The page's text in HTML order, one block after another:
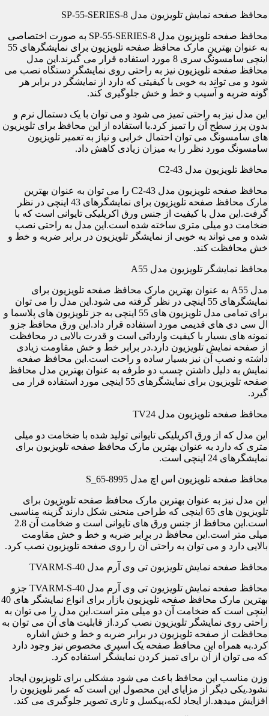
محافظ صفحه نمایش تلویزیون مدل SP-55-SERIES-8
محافظ صفحه تلویزیون مدل SP-55-SERIES-8 به صورت اختصاصی
به عنوان بهترین مارک محافظ صفحه تلویزیون برای نمایشگرهای 55
اینچی سامسونگ سری 8 مورد استفاده قرار می گیرند.این مدل
محافظ صفحه تلویزیون نیز به راحتی روی نمایشگر دستگاه نصب می
شود و می تواند به خوبی با کیفیتی که دارد از نمایشگر در برابر هر
گونه ضربه و آسیب و خط و خش جلوگیری کند.
این مدل نیز به راحتی تمیز می شود و می توان با یک دستمال نرم و
بدون پرز سطح آن را تمیز کرد.با استفاده از این محافظ برای تلویزیون
های سامسونگ می توان احتمال خرابی و نیاز به تعمیر تلویزیون
سامسونگ مورد نظر را به میزان زیادی کاهش داد.
محافظ تلویزیون مدل C2-43
محافظ صفحه تلویزیون مدل C2-43 را می توان به عنوان بهترین
مارک محافظ صفحه تلویزیون برای نمایشگرهای 43 اینچی در نظر
گرفت.این مدل با کیفیت از جنس ورق اکریلیکی تایوانی است که با
ضخامت دو میلی متری ساخته شده است.این مدل به راحتی نصب
شده و می تواند به خوبی از نمایشگر تلویزیون در برابر ضربه و خط و
خش محافظت کند.
محافظ نمایشگر تلویزیون مدل A55
مدل A55 به عنوان بهترین مارک محافظ صفحه تلویزیون برای
نمایشگرهای 55 اینچی در نظر گرفته می شود.این مدل را می توان
برای تمامی مدل تلویزیون های 55 اینچی به جز تلویزیون های پلاسما و
ال سی دی های قدیمی مورد استفاده قرار داد.این ورق محافظ جزو
نمونه های بسیار با کیفیت وارداتی است و قدرت بالایی در محافظت
از صفحه نمایش تلویزیون دارد.در برابر خط و خش مقاومت زیادی
داشته و نصب آن نیز بسیار ساده و راحت است.این محافظ صفحه
نمایش به دلیل داشتن چسب دو طرفه به عنوان بهترین مدل محافظ
صفحه تلویزیون برای نمایشگرهای 55 اینچی مورد استفاده قرار می
گیرد.
محافظ صفحه تلویزیون مدل TV24
این مدل که از ورق اکریلیکی تایوانی تولید شده با ضخامت دو میلی
متری که دارد به عنوان بهترین مارک محافظ صفحه تلویزیون برای
نمایشگرهای 24 اینچی است.
محافظ صفحه تلویزیون اس اچ مدل S_65-8995
این مدل نیز به عنوان بهترین مارک محافظ صفحه تلویزیون برای
تلویزیون های 65 اینچی که طراحی منحنی شکل دارند گزینه مناسبی
است.این محافظ از جنس ورق های تایوانی است و ضخامت آن 2.8
میلی متر است.این محافظ در برابر ضربه و خط و خش مقاومت
بالایی دارد و می توان به راحتی آن را روی صفحه تلویزیون نصب کرد.
محافظ صفحه نمایش تلویزیون تی وی آرم مدل TVARM-S-40
محافظ صفحه نمایش تلویزیون تی وی آرم مدل TVARM-S-40 جزو
بهترین مارک محافظ صفحه تلویزیون بازار برای انواع نمایشگر های 40
اینچی است که ضخامت آن دو میلی متر است.این مدل را می توان به
راحتی روی نمایشگر تلویزیون نصب کرد.از قابلیت های آن می توان به
محافظت از صفحه تلویزیون در برابر ضربه و خط و خش اشاره
کرد.به همراه این محافظ صفحه یک اسپری مخصوص نیز وجود دارد
که می توان از آن برای تمیز کردن نمایشگر استفاده کرد.
وزن مناسب این محافظ باعث می شود مشکلی برای تلویزیون ایجاد
نشود.یکی دیگر از مزایای این محصول این است که عمر تلویزیون را
افزایش میدهد.از ایجاد لکه،پیکسل و تاری تصویر جلوگیری می کند.